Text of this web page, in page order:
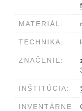
MATERIÁL:
TECHNIKA:
ZNAČENIE:
INŠTITÚCIA:
INVENTÁRNE